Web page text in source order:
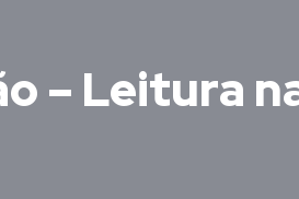
– Leitura